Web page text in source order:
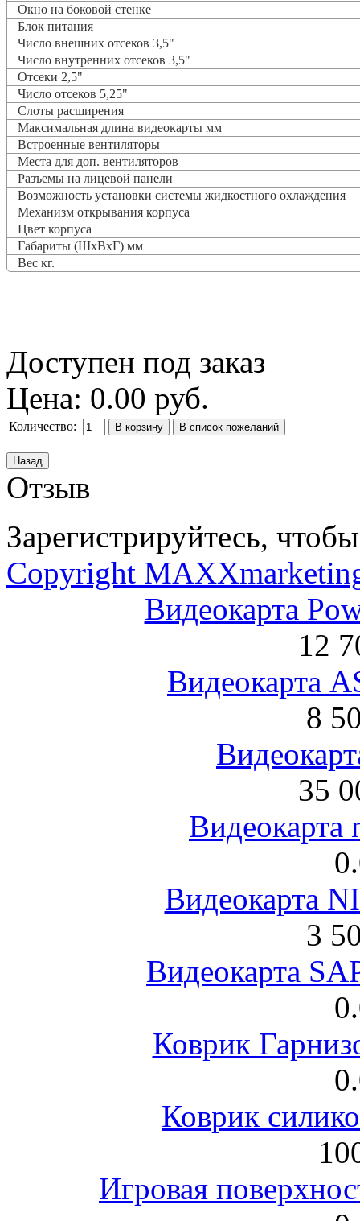
Окно на боковой стенке
Блок питания
Число внешних отсеков 3,5"
Число внутренних отсеков 3,5"
Отсеки 2,5"
Число отсеков 5,25"
Слоты расширения
Максимальная длина видеокарты мм
Встроенные вентиляторы
Места для доп. вентиляторов
Разъемы на лицевой панели
Возможность установки системы жидкостного охлаждения
Механизм открывания корпуса
Цвет корпуса
Габариты (ШхВхГ) мм
Вес кг.
Доступен под заказ
Цена: 0.00 руб.
Количество:
Отзыв
Зарегистрируйтесь,
Copyright
Видеокарта
12
Видеокарта
8
35
Видеокарта
Видеокарта
3
Видеокарта
Коврик
Коврик
Игровая